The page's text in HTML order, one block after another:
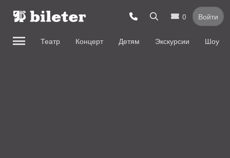
0 Войти
Театр Концерт Детям Экскурсии Шоу